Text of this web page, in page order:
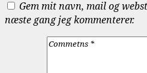
Gem mit navn, mail og
næste gang jeg kommenterer.